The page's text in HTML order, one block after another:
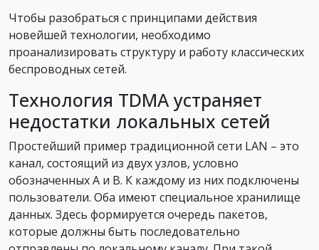
Чтобы разобраться с принципами действия
новейшей технологии, необходимо
проанализировать структуру и работу классических
беспроводных сетей.
Технология TDMA устраняет
недостатки локальных сетей
Простейший пример традиционной сети LAN – это
канал, состоящий из двух узлов, условно
обозначенных А и В. К каждому из них подключены
пользователи. Оба имеют специальное хранилище
данных. Здесь формируется очередь пакетов,
которые должны быть последовательно